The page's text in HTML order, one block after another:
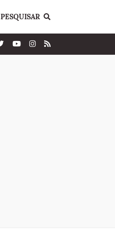
PESQUISAR